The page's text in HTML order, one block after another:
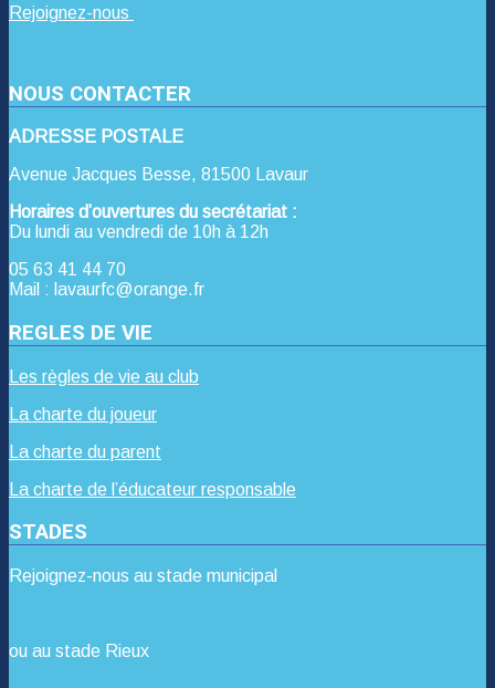
Rejoignez-nous
NOUS CONTACTER
ADRESSE POSTALE
Avenue Jacques Besse, 81500 Lavaur
Horaires d’ouvertures du secrétariat :
Du lundi au vendredi de 10h à 12h
05 63 41 44 70
Mail : lavaurfc@orange.fr
REGLES DE VIE
Les règles de vie au club
La charte du joueur
La charte du parent
La charte de l’éducateur responsable
STADES
Rejoignez-nous au stade municipal
ou au stade Rieux